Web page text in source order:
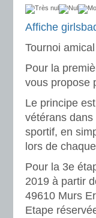
Affiche
Tournoi
Pour la
vous propose
Le principe
vétérans dans
sportif, en
lors de
Pour la 3e
2019 à partir
49610 Murs
Etape